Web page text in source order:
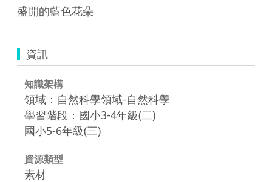
盛開的藍色花朵
資訊
知識架構
領域：自然科學領域-自然科學
學習階段：國小3-4年級(二)
國小5-6年級(三)
資源類型
素材